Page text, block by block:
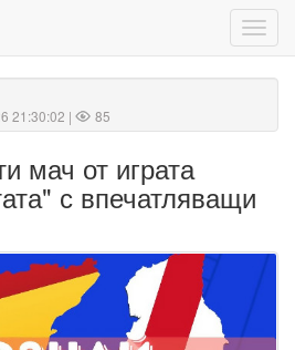
21:30:02 | 85
мач от играта
с впечатляващи